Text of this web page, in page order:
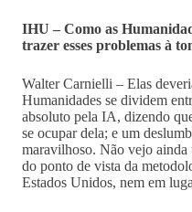
IHU – Como as
trazer esses problemas à
Walter Carnielli – Elas
Humanidades se dividem
absoluto pela IA, dizendo
se ocupar dela; e um
maravilhoso. Não vejo
do ponto de vista da
Estados Unidos, nem em